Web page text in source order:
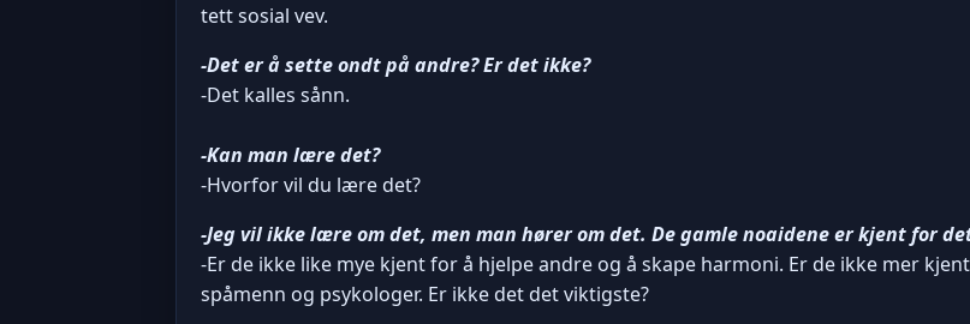
tett sosial vev.
-Det er å sette ondt på andre? Er det ikke?
-Det kalles sånn.
-Kan man lære det?
-Hvorfor vil du lære det?
-Jeg vil ikke lære om det, men man hører om det. De gamle noaidene er kjent for
-Er de ikke like mye kjent for å hjelpe andre og å skape harmoni. Er de ikke mer
spåmenn og psykologer. Er ikke det det viktigste?